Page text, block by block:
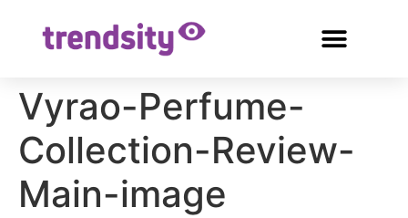
Vyrao-Perfume-
Collection-Review-
Main-image